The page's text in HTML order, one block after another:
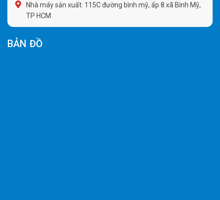
Nhà máy sản xuất: 115C đường bình mỹ, ấp 8 xã Bình Mỹ,
TP HCM
BẢN ĐỒ